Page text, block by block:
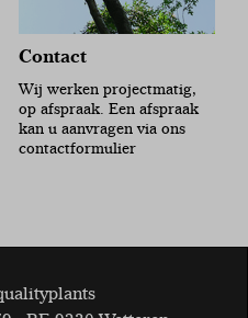
Contact
Wij werken projectmatig,
op afspraak. Een afspraak
kan u aanvragen via ons
contactformulier